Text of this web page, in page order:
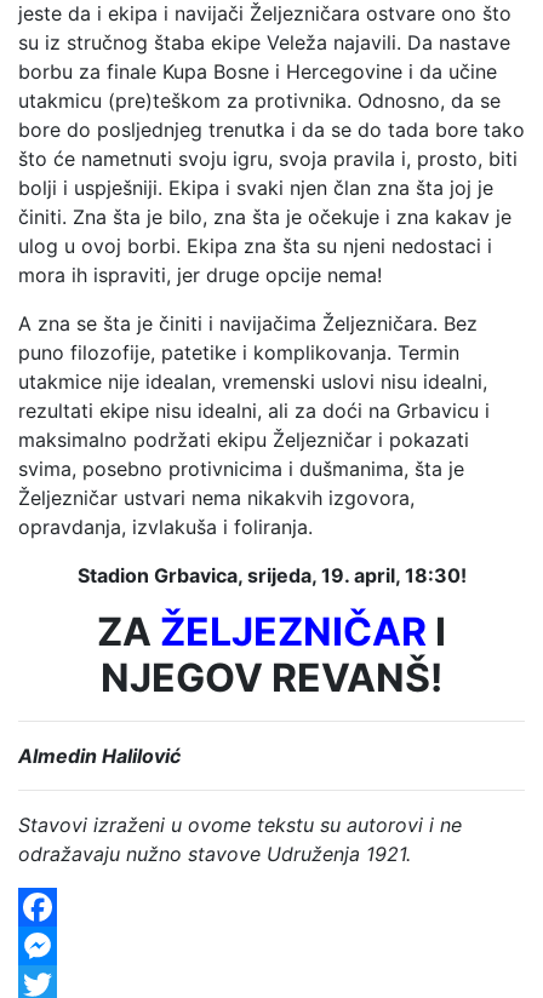
jeste da i ekipa i navijači Željezničara ostvare ono što
su iz stručnog štaba ekipe Veleža najavili. Da nastave
borbu za finale Kupa Bosne i Hercegovine i da učine
utakmicu (pre)teškom za protivnika. Odnosno, da se
bore do posljednjeg trenutka i da se do tada bore tako
što će nametnuti svoju igru, svoja pravila i, prosto, biti
bolji i uspješniji. Ekipa i svaki njen član zna šta joj je
činiti. Zna šta je bilo, zna šta je očekuje i zna kakav je
ulog u ovoj borbi. Ekipa zna šta su njeni nedostaci i
mora ih ispraviti, jer druge opcije nema!
A zna se šta je činiti i navijačima Željezničara. Bez
puno filozofije, patetike i komplikovanja. Termin
utakmice nije idealan, vremenski uslovi nisu idealni,
rezultati ekipe nisu idealni, ali za doći na Grbavicu i
maksimalno podržati ekipu Željezničar i pokazati
svima, posebno protivnicima i dušmanima, šta je
Željezničar ustvari nema nikakvih izgovora,
opravdanja, izvlakuša i foliranja.
Stadion Grbavica, srijeda, 19. april, 18:30!
ZA ŽELJEZNIČAR I
NJEGOV REVANŠ!
Almedin Halilović
Stavovi izraženi u ovome tekstu su autorovi i ne
odražavaju nužno stavove Udruženja 1921.
Facebook
Messenger